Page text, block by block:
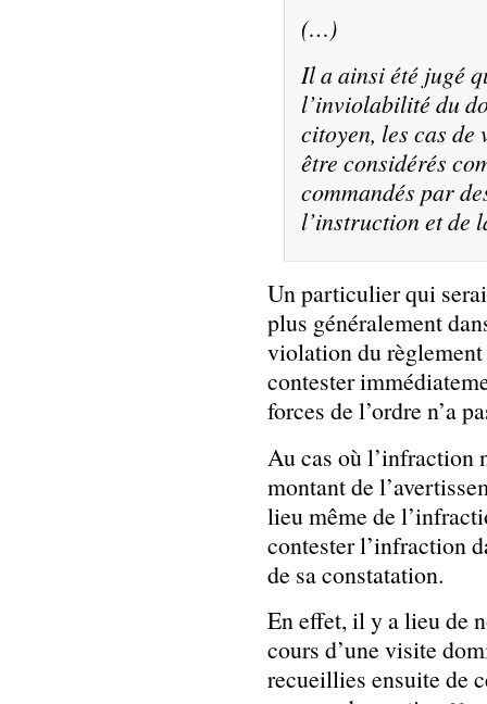
(…)
Il a ainsi été jugé
l’inviolabilité du
citoyen, les cas
être considérés
commandés par
l’instruction et de
Un particulier qui
plus généralement
violation du règlement
contester
forces de l’ordre n’a
Au cas où l’infraction
montant de
lieu même de
contester l’infraction
de sa constatation.
En effet, il y a lieu de
cours d’une visite
recueillies ensuite de